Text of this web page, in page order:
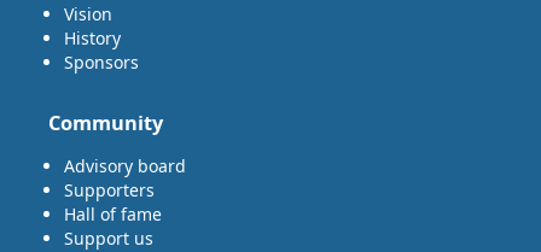
Vision
History
Sponsors
Community
Advisory board
Supporters
Hall of fame
Support us